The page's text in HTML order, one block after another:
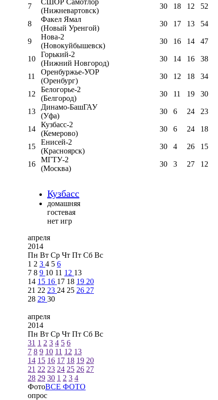
7
СШОР Самотлор
(Нижневартовск)
30 18 12 52
8
Факел Ямал
(Новый Уренгой)
30 17 13 54
9
Нова-2
(Новокуйбышевск)
30 16 14 47
10
Горький-2
(Нижний Новгород)
30 14 16 38
11
Оренбуржье-УОР
(Оренбург)
30 12 18 34
12
Белогорье-2
(Белгород)
30 11 19 30
13
Динамо-БашГАУ
(Уфа)
30 6 24 23
14
Кузбасс-2
(Кемерово)
30 6 24 18
15
Енисей-2
(Красноярск)
30 4 26 15
16
МГТУ-2
(Москва)
30 3 27 12
Кузбасс
домашняя
гостевая
нет игр
апреля
2014
Пн Вт Ср Чт Пт Сб Вс
1 2 3 4 5 6
7 8 9 10 11 12 13
14 15 16 17 18 19 20
21 22 23 24 25 26 27
28 29 30
апреля
2014
Пн Вт Ср Чт Пт Сб Вс
31 1 2 3 4 5 6
7 8 9 10 11 12 13
14 15 16 17 18 19 20
21 22 23 24 25 26 27
28 29 30 1 2 3 4
ФотоВСЕ ФОТО
опрос